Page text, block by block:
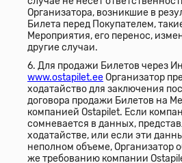
Организатора, возникшие в
Билета перед Покупателем,
Мероприятия, его перенос,
другие случаи.
6. Для продажи Билетов через
www.ostapilet.eeОрганизатор
ходатайство для заключения
договора продажи Билетов на
компанией Ostapilet. Если
сомневается в данных,
ходатайстве, или если эти
неполном объеме, Организатор
же требованию компании